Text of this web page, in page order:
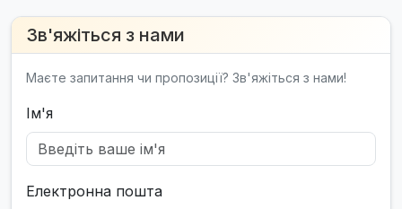
Зв'яжіться з нами
Маєте запитання чи пропозиції? Зв'яжіться з нами!
Ім'я
Електронна пошта